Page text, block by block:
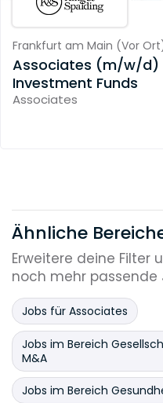
Frankfurt am Main (Vor Ort
Associates (m/w/d)
Investment Funds
Associates
Ähnliche
Erweitere deine Filter
noch mehr passende
Jobs für Associates
Jobs im Bereich
M&A
Jobs im Bereich